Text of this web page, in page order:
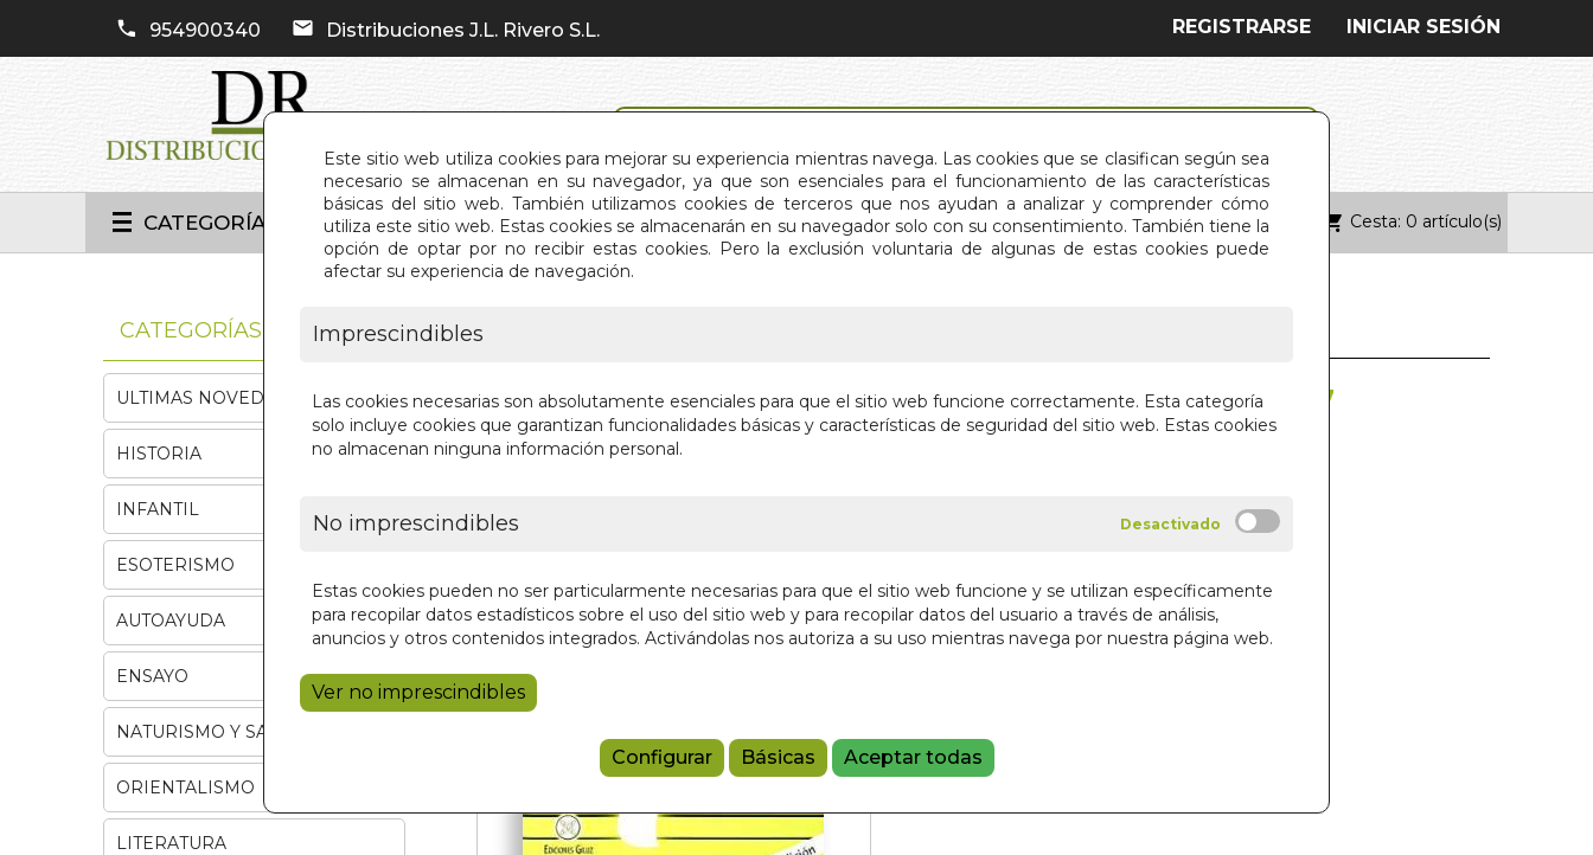
Este sitio web utiliza cookies para mejorar su experiencia mientras navega. Las cookies que se clasifican según sea
necesario se almacenan en su navegador, ya que son esenciales para el funcionamiento de las características
básicas del sitio web. También utilizamos cookies de terceros que nos ayudan a analizar y comprender cómo
utiliza este sitio web. Estas cookies se almacenarán en su navegador solo con su consentimiento. También tiene la
opción de optar por no recibir estas cookies. Pero la exclusión voluntaria de algunas de estas cookies puede
afectar su experiencia de navegación.
Imprescindibles
Las cookies necesarias son absolutamente esenciales para que el sitio web funcione correctamente. Esta categoría
solo incluye cookies que garantizan funcionalidades básicas y características de seguridad del sitio web. Estas cookies
no almacenan ninguna información personal.
No imprescindibles
Estas cookies pueden no ser particularmente necesarias para que el sitio web funcione y se utilizan específicamente
para recopilar datos estadísticos sobre el uso del sitio web y para recopilar datos del usuario a través de análisis,
anuncios y otros contenidos integrados. Activándolas nos autoriza a su uso mientras navega por nuestra página web.
Ver no imprescindibles
Configurar Básicas Aceptar todas
954900340 Distribuciones J.L. Rivero S.L. INICIAR SESIÓN
REGISTRARSE
CATEGORÍAS INICIO QUIÉNES SOMOS CONTACTO Cesta: 0 artículo(s)
MARAVILLOSO NUMERO 7
CONNY MENDEZ
Añadir a la cesta
CATEGORÍAS
ULTIMAS NOVEDADES
HISTORIA
INFANTIL
ESOTERISMO
AUTOAYUDA
ENSAYO
NATURISMO Y SALUD
ORIENTALISMO
LITERATURA